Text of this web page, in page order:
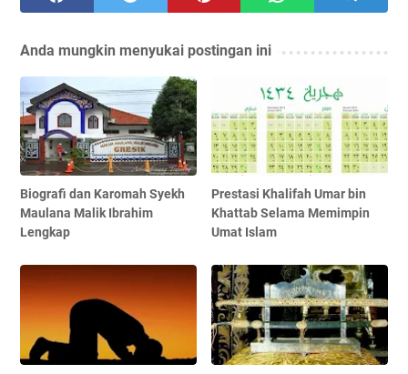
Anda mungkin menyukai postingan ini
Biografi dan Karomah Syekh
Maulana Malik Ibrahim
Lengkap
Prestasi Khalifah Umar bin
Khattab Selama Memimpin
Umat Islam